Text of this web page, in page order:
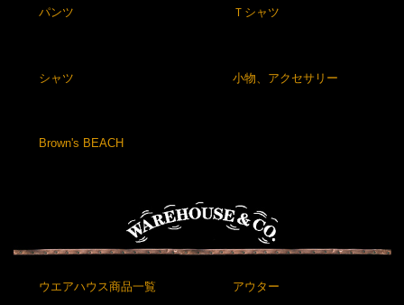
パンツ Ｔシャツ
シャツ 小物、アクセサリー
Brown's BEACH
ウエアハウス商品一覧 アウター